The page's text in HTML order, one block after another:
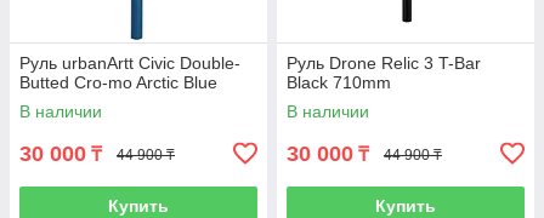
Руль urbanArtt Civic Double-
Butted Cro-mo Arctic Blue
В наличии
30 000 ₸ 44 900 ₸
Купить
Руль Drone Relic 3 T-Bar
Black 710mm
В наличии
30 000 ₸ 44 900 ₸
Купить